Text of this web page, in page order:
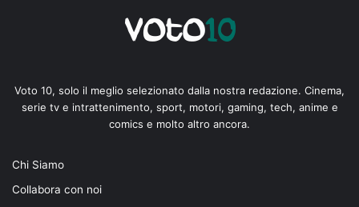
Voto 10, solo il meglio selezionato dalla nostra redazione. Cinema,
serie tv e intrattenimento, sport, motori, gaming, tech, anime e
comics e molto altro ancora.
Chi Siamo
Collabora con noi